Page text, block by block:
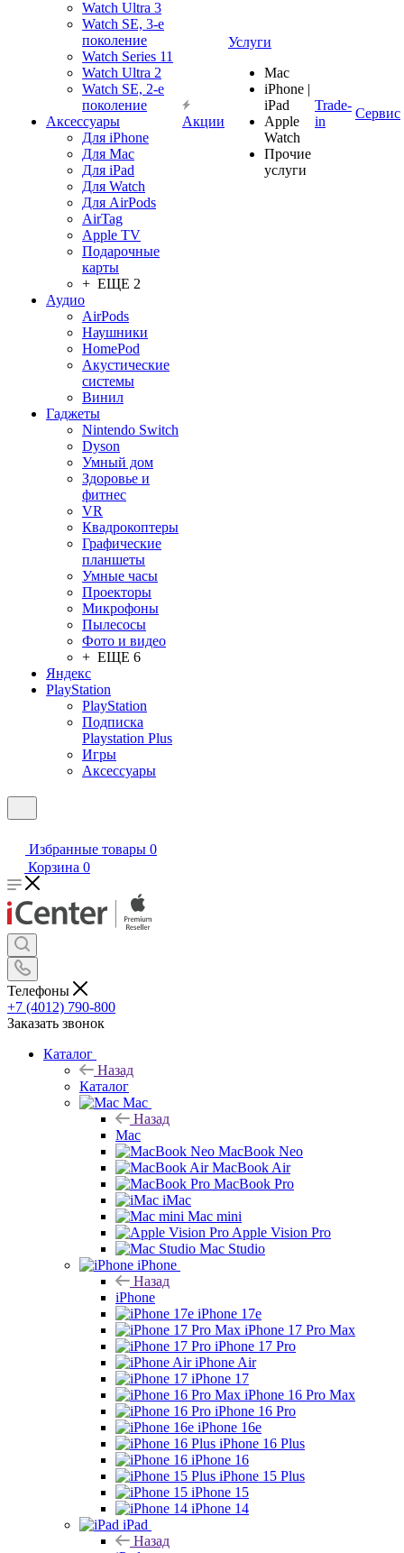
Watch Ultra 3
Watch SE, 3-е
поколение
Watch Series 11
Watch Ultra 2
Watch SE, 2-е
поколение
Аксессуары
Для iPhone
Для Mac
Для iPad
Для Watch
Для AirPods
AirTag
Apple TV
Подарочные
карты
+ ЕЩЕ 2
Аудио
AirPods
Наушники
HomePod
Акустические
системы
Винил
Гаджеты
Nintendo Switch
Dyson
Умный дом
Здоровье и
фитнес
VR
Квадрокоптеры
Графические
планшеты
Умные часы
Проекторы
Микрофоны
Пылесосы
Фото и видео
+ ЕЩЕ 6
Яндекс
PlayStation
PlayStation
Подписка
Playstation Plus
Игры
Аксессуары
Акции
Услуги
Mac
iPhone |
iPad
Apple
Watch
Прочие
услуги
Trade-
in
Сервис
Избранные товары 0
Корзина 0
Телефоны
+7 (4012) 790-800
Заказать звонок
Каталог
Назад
Каталог
Mac
Назад
Mac
MacBook Neo
MacBook Air
MacBook Pro
iMac
Mac mini
Apple Vision Pro
Mac Studio
iPhone
Назад
iPhone
iPhone 17e
iPhone 17 Pro Max
iPhone 17 Pro
iPhone Air
iPhone 17
iPhone 16 Pro Max
iPhone 16 Pro
iPhone 16e
iPhone 16 Plus
iPhone 16
iPhone 15 Plus
iPhone 15
iPhone 14
iPad
Назад